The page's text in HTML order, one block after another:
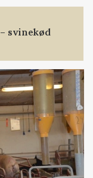
svinekød